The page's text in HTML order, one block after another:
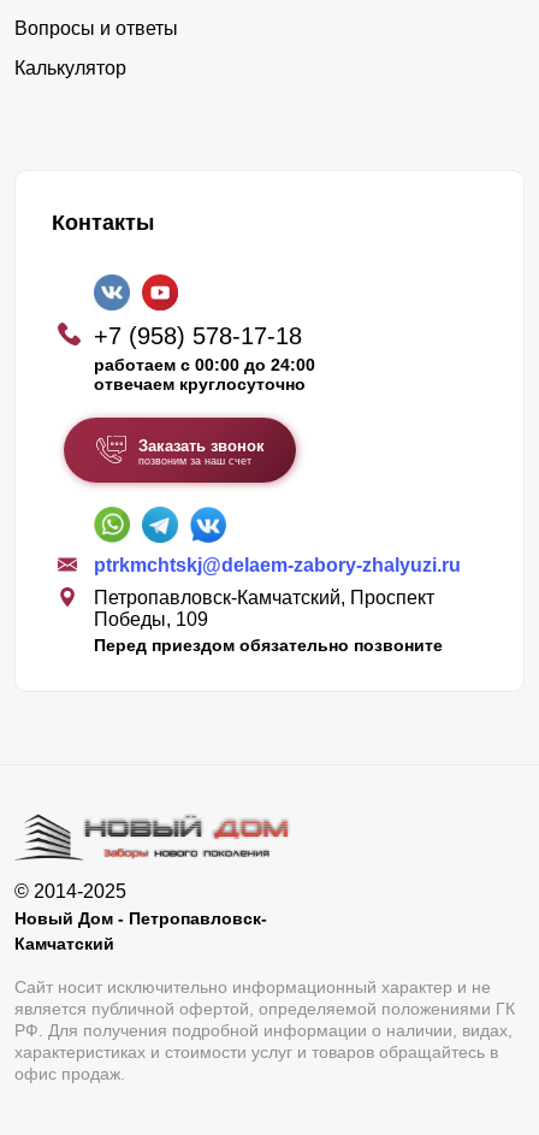
Вопросы и ответы
Калькулятор
Контакты
+7 (958) 578-17-18
работаем с 00:00 до 24:00
отвечаем круглосуточно
Заказать звонок
позвоним за наш счет
ptrkmchtskj@delaem-zabory-zhalyuzi.ru
Петропавловск-Камчатский, Проспект
Победы, 109
Перед приездом обязательно позвоните
© 2014-2025
Новый Дом - Петропавловск-
Камчатский
Сайт носит исключительно информационный характер и не
является публичной офертой, определяемой положениями ГК
РФ. Для получения подробной информации о наличии, видах,
характеристиках и стоимости услуг и товаров обращайтесь в
офис продаж.